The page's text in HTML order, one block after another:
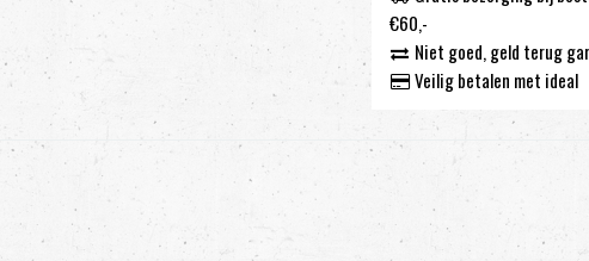
€60,-
Niet goed, geld terug
Veilig betalen met ideal